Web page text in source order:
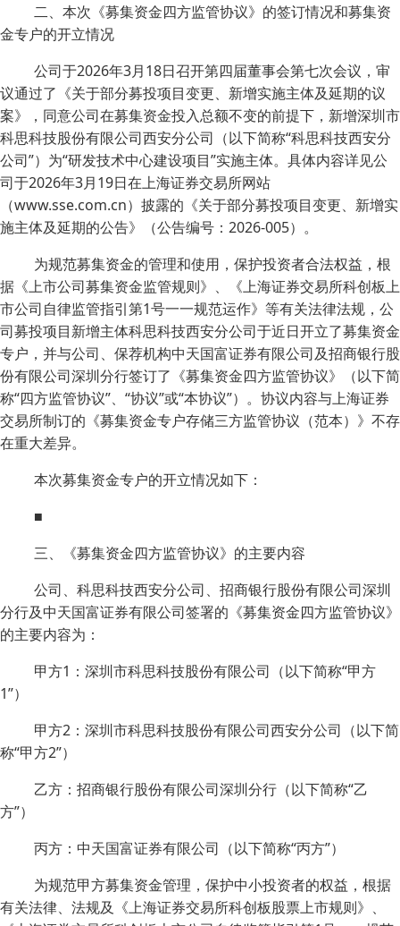
二、本次《募集资金四方监管协议》的签订情况和募集资
金专户的开立情况
公司于2026年3月18日召开第四届董事会第七次会议，审
议通过了《关于部分募投项目变更、新增实施主体及延期的议
案》，同意公司在募集资金投入总额不变的前提下，新增深圳市
科思科技股份有限公司西安分公司（以下简称“科思科技西安分
公司”）为“研发技术中心建设项目”实施主体。具体内容详见公
司于2026年3月19日在上海证券交易所网站
（www.sse.com.cn）披露的《关于部分募投项目变更、新增实
施主体及延期的公告》（公告编号：2026-005）。
为规范募集资金的管理和使用，保护投资者合法权益，根
据《上市公司募集资金监管规则》、《上海证券交易所科创板上
市公司自律监管指引第1号一一规范运作》等有关法律法规，公
司募投项目新增主体科思科技西安分公司于近日开立了募集资金
专户，并与公司、保荐机构中天国富证券有限公司及招商银行股
份有限公司深圳分行签订了《募集资金四方监管协议》（以下简
称“四方监管协议”、“协议”或“本协议”）。协议内容与上海证券
交易所制订的《募集资金专户存储三方监管协议（范本）》不存
在重大差异。
本次募集资金专户的开立情况如下：
■
三、《募集资金四方监管协议》的主要内容
公司、科思科技西安分公司、招商银行股份有限公司深圳
分行及中天国富证券有限公司签署的《募集资金四方监管协议》
的主要内容为：
甲方1：深圳市科思科技股份有限公司（以下简称“甲方
1”）
甲方2：深圳市科思科技股份有限公司西安分公司（以下简
称“甲方2”）
乙方：招商银行股份有限公司深圳分行（以下简称“乙
方”）
丙方：中天国富证券有限公司（以下简称“丙方”）
为规范甲方募集资金管理，保护中小投资者的权益，根据
有关法律、法规及《上海证券交易所科创板股票上市规则》、